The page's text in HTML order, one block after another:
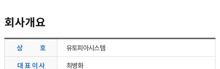
회사개요
상 호 유토피아시스템
대 표 이 사 최병화